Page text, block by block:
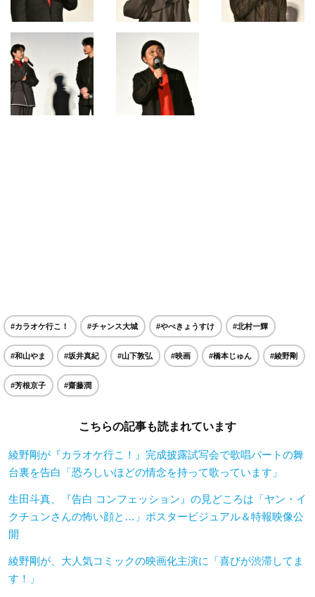
#カラオケ行こ！ #チャンス大城 #やべきょうすけ #北村一輝
#和山やま #坂井真紀 #山下敦弘 #映画 #橋本じゅん #綾野剛
#芳根京子 #齋藤潤
こちらの記事も読まれています
綾野剛が『カラオケ行こ！』完成披露試写会で歌唱パートの舞
台裏を告白「恐ろしいほどの情念を持って歌っています」
生田斗真、『告白 コンフェッション』の見どころは「ヤン・イ
クチュンさんの怖い顔と…」ポスタービジュアル＆特報映像公
開
綾野剛が、大人気コミックの映画化主演に「喜びが渋滞してま
す！」